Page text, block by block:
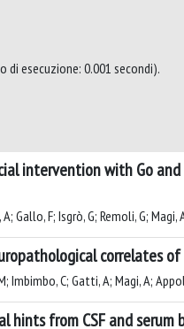
di esecuzione: 0.001 secondi).
intervention with Go
Gallo, F; Isgrò, G; Remoli, G;
correlates
Imbimbo, C; Gatti, A; Magi, A;
hints from CSF and serum